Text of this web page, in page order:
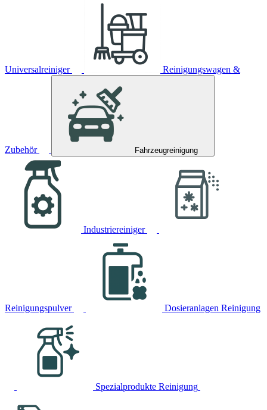
Universalreiniger Reinigungswagen &
Zubehör Fahrzeugreinigung
Industriereiniger
Reinigungspulver Dosieranlagen Reinigung
Spezialprodukte Reinigung